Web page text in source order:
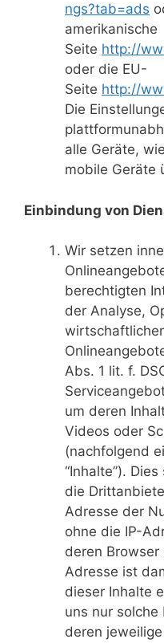
ngs?tab=ads
amerikanische
Seite http://
oder die EU-
Seite http://
Die
alle Geräte,
mobile Geräte
Einbindung von
Wir setzen
berechtigten
der Analyse,
Abs. 1 lit. f.
um deren
Videos oder
(nachfolgend
“Inhalte”).
die
Adresse der
ohne die IP-
deren Browser
Adresse ist
dieser Inhalte
uns nur solche
deren